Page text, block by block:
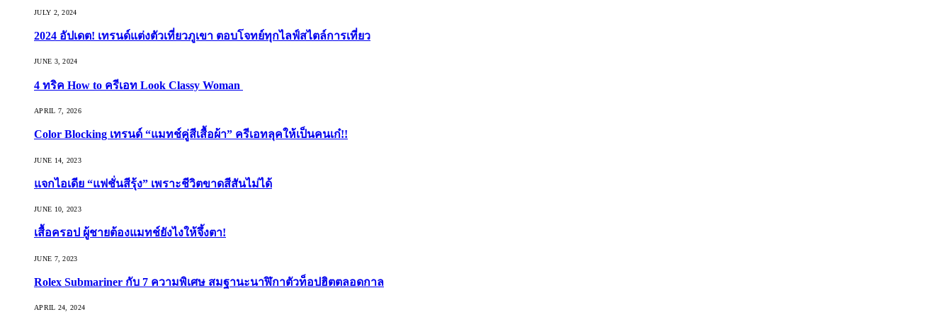
JULY 2, 2024
2024 อัปเดต! เทรนด์แต่งตัวเที่ยวภูเขา ตอบโจทย์ทุกไลฟ์สไตล์การเที่ยว
JUNE 3, 2024
4 ทริค How to ครีเอท Look Classy Woman
APRIL 7, 2026
Color Blocking เทรนด์ “แมทช์คู่สีเสื้อผ้า” ครีเอทลุคให้เป็นคนเก๋!!
JUNE 14, 2023
แจกไอเดีย “แฟชั่นสีรุ้ง” เพราะชีวิตขาดสีสันไม่ได้
JUNE 10, 2023
เสื้อครอป ผู้ชายต้องแมทช์ยังไงให้จึ้งตา!
JUNE 7, 2023
Rolex Submariner กับ 7 ความพิเศษ สมฐานะนาฬิกาตัวท็อปฮิตตลอดกาล
APRIL 24, 2024